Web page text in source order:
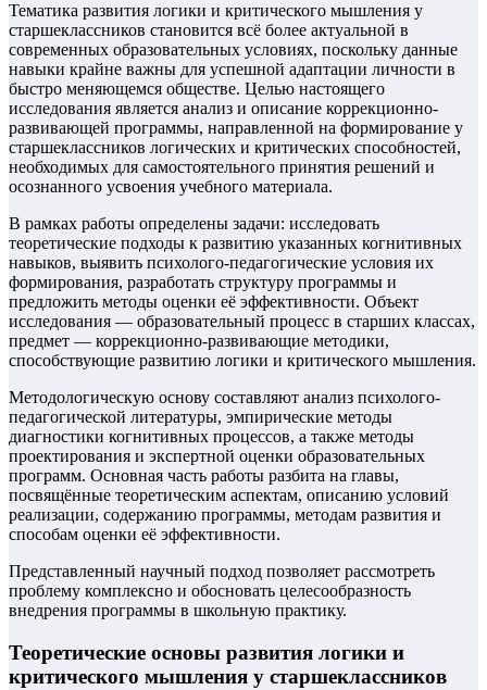
Тематика развития логики и критического мышления у
старшеклассников становится всё более актуальной в
современных образовательных условиях, поскольку данные
навыки крайне важны для успешной адаптации личности в
быстро меняющемся обществе. Целью настоящего
исследования является анализ и описание коррекционно-
развивающей программы, направленной на формирование у
старшеклассников логических и критических способностей,
необходимых для самостоятельного принятия решений и
осознанного усвоения учебного материала.
В рамках работы определены задачи: исследовать
теоретические подходы к развитию указанных когнитивных
навыков, выявить психолого-педагогические условия их
формирования, разработать структуру программы и
предложить методы оценки её эффективности. Объект
исследования — образовательный процесс в старших классах,
предмет — коррекционно-развивающие методики,
способствующие развитию логики и критического мышления.
Методологическую основу составляют анализ психолого-
педагогической литературы, эмпирические методы
диагностики когнитивных процессов, а также методы
проектирования и экспертной оценки образовательных
программ. Основная часть работы разбита на главы,
посвящённые теоретическим аспектам, описанию условий
реализации, содержанию программы, методам развития и
способам оценки её эффективности.
Представленный научный подход позволяет рассмотреть
проблему комплексно и обосновать целесообразность
внедрения программы в школьную практику.
Теоретические основы развития логики и
критического мышления у старшеклассников